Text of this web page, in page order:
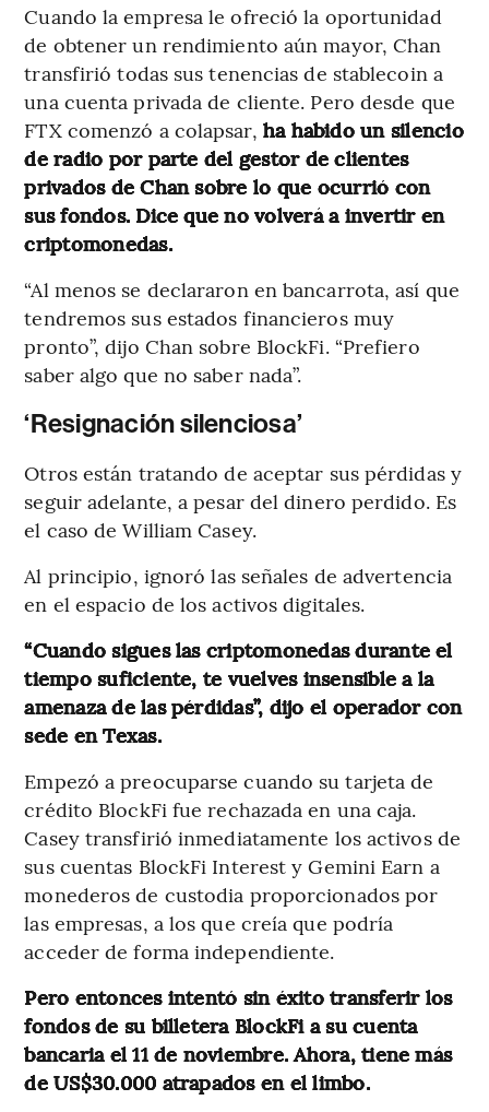
Cuando la empresa le ofreció la oportunidad
de obtener un rendimiento aún mayor, Chan
transfirió todas sus tenencias de stablecoin a
una cuenta privada de cliente. Pero desde que
FTX comenzó a colapsar, ha habido un silencio
de radio por parte del gestor de clientes
privados de Chan sobre lo que ocurrió con
sus fondos. Dice que no volverá a invertir en
criptomonedas.
“Al menos se declararon en bancarrota, así que
tendremos sus estados financieros muy
pronto”, dijo Chan sobre BlockFi. “Prefiero
saber algo que no saber nada”.
‘Resignación silenciosa’
Otros están tratando de aceptar sus pérdidas y
seguir adelante, a pesar del dinero perdido. Es
el caso de William Casey.
Al principio, ignoró las señales de advertencia
en el espacio de los activos digitales.
“Cuando sigues las criptomonedas durante el
tiempo suficiente, te vuelves insensible a la
amenaza de las pérdidas”, dijo el operador con
sede en Texas.
Empezó a preocuparse cuando su tarjeta de
crédito BlockFi fue rechazada en una caja.
Casey transfirió inmediatamente los activos de
sus cuentas BlockFi Interest y Gemini Earn a
monederos de custodia proporcionados por
las empresas, a los que creía que podría
acceder de forma independiente.
Pero entonces intentó sin éxito transferir los
fondos de su billetera BlockFi a su cuenta
bancaria el 11 de noviembre. Ahora, tiene más
de US$30.000 atrapados en el limbo.